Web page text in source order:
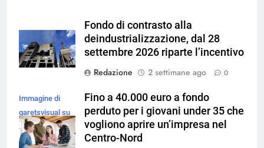
Fondo di contrasto alla
deindustrializzazione, dal 28
settembre 2026 riparte l’incentivo
Redazione
2 settimane ago 0
Immagine di
garetsvisual su
Magnific
Fino a 40.000 euro a fondo
perduto per i giovani under 35 che
vogliono aprire un’impresa nel
Centro-Nord